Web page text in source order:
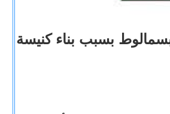
بسبب بناء كنيسة